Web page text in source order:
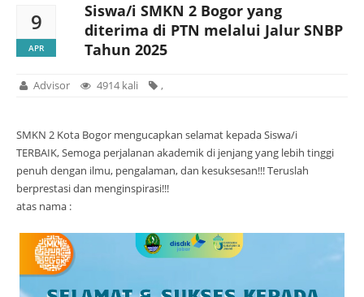
9
APR
Siswa/i SMKN 2 Bogor yang
diterima di PTN melalui Jalur SNBP
Tahun 2025
Advisor 4914 kali ,
SMKN 2 Kota Bogor mengucapkan selamat kepada Siswa/i
TERBAIK, Semoga perjalanan akademik di jenjang yang lebih tinggi
penuh dengan ilmu, pengalaman, dan kesuksesan!!! Teruslah
berprestasi dan menginspirasi!!!
atas nama :